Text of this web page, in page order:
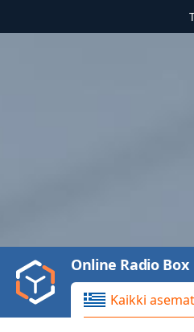
Video
Play
Backward
Skip
Kaikki asemat
Online Radio Box